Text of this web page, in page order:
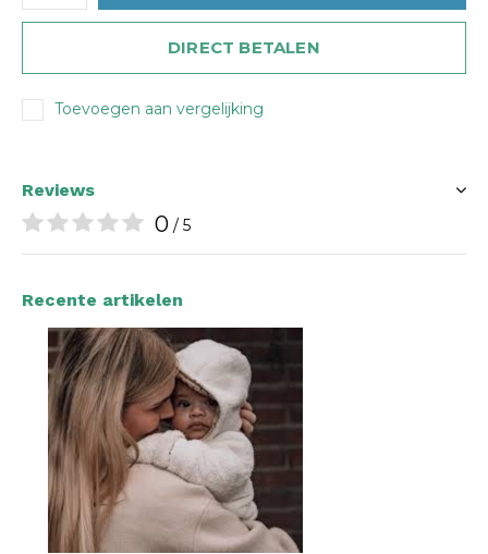
DIRECT BETALEN
Toevoegen aan vergelijking
Reviews
0 / 5
Recente artikelen